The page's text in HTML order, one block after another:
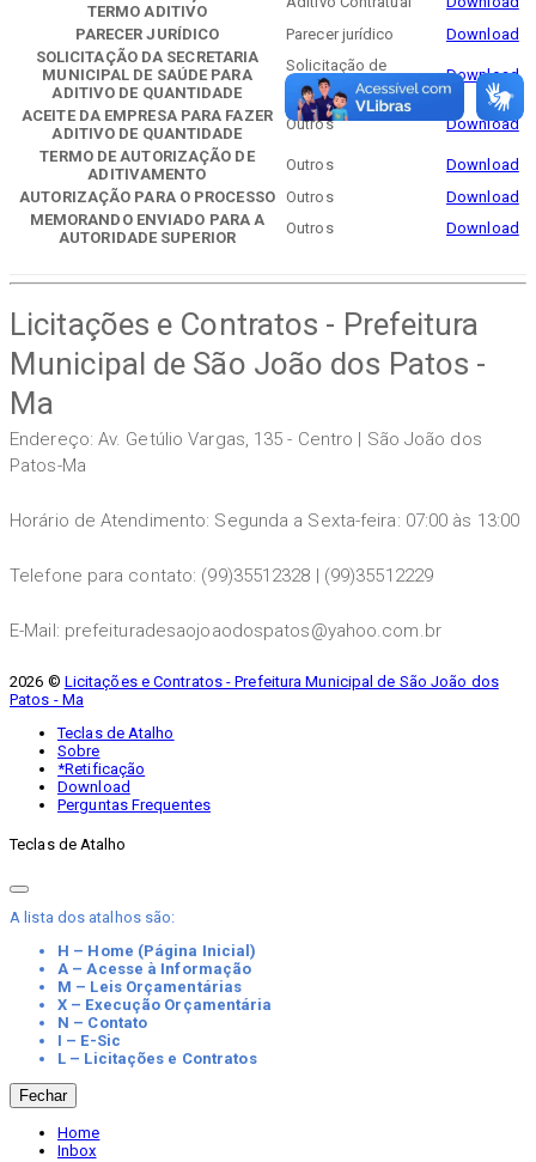
TERMO ADITIVO
PARECER JURÍDICO
Parecer jurídico
Download
SOLICITAÇÃO DA SECRETARIA
MUNICIPAL DE SAÚDE PARA
ADITIVO DE QUANTIDADE
Solicitação de
Alteração Contratual
Download
ACEITE DA EMPRESA PARA FAZER
ADITIVO DE QUANTIDADE
Outros
Download
TERMO DE AUTORIZAÇÃO DE
ADITIVAMENTO
Outros
Download
AUTORIZAÇÃO PARA O PROCESSO
Outros
Download
MEMORANDO ENVIADO PARA A
AUTORIDADE SUPERIOR
Outros Download
Licitações e Contratos - Prefeitura
Municipal de São João dos Patos -
Ma
Endereço: Av. Getúlio Vargas, 135 - Centro | São João dos
Patos-Ma
Horário de Atendimento: Segunda a Sexta-feira: 07:00 às 13:00
Telefone para contato: (99)35512328 | (99)35512229
E-Mail: prefeituradesaojoaodospatos@yahoo.com.br
2026 © Licitações e Contratos - Prefeitura Municipal de São João dos
Patos - Ma
Teclas de Atalho
Sobre
*Retificação
Download
Perguntas Frequentes
Teclas de Atalho
A lista dos atalhos são:
H – Home (Página Inicial)
A – Acesse à Informação
M – Leis Orçamentárias
X – Execução Orçamentária
N – Contato
I – E-Sic
L – Licitações e Contratos
Fechar
Home
Inbox